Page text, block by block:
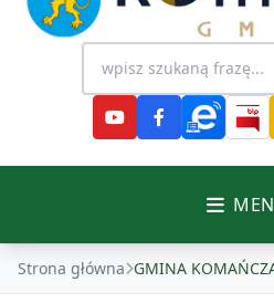
Wyszukiwanie na
Strona główna GMINA